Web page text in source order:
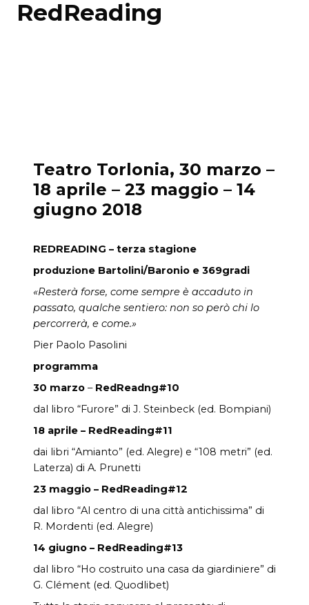
RedReading
Teatro Torlonia, 30 marzo –
18 aprile – 23 maggio – 14
giugno 2018
REDREADING – terza stagione
produzione Bartolini/Baronio e 369gradi
«Resterà forse, come sempre è accaduto in
passato, qualche sentiero: non so però chi lo
percorrerà, e come.»
Pier Paolo Pasolini
programma
30 marzo – RedReadng#10
dal libro “Furore” di J. Steinbeck (ed. Bompiani)
18 aprile – RedReading#11
dai libri “Amianto” (ed. Alegre) e “108 metri” (ed.
Laterza) di A. Prunetti
23 maggio – RedReading#12
dal libro “Al centro di una città antichissima” di
R. Mordenti (ed. Alegre)
14 giugno – RedReading#13
dal libro “Ho costruito una casa da giardiniere” di
G. Clément (ed. Quodlibet)